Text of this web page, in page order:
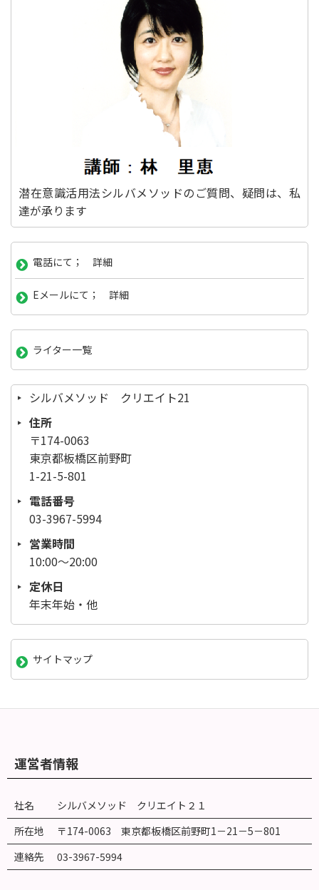
潜在意識活用法シルバメソッドのご質問、疑問は、私
達が承ります
電話にて； 詳細
Eメールにて； 詳細
ライター一覧
シルバメソッド クリエイト21
住所
〒174-0063
東京都板橋区前野町
1-21-5-801
電話番号
03-3967-5994
営業時間
10:00～20:00
定休日
年末年始・他
サイトマップ
運営者情報
社名
シルバメソッド クリエイト２１
所在地
〒174-0063 東京都板橋区前野町1 －21 －5－801
連絡先
03-3967-5994